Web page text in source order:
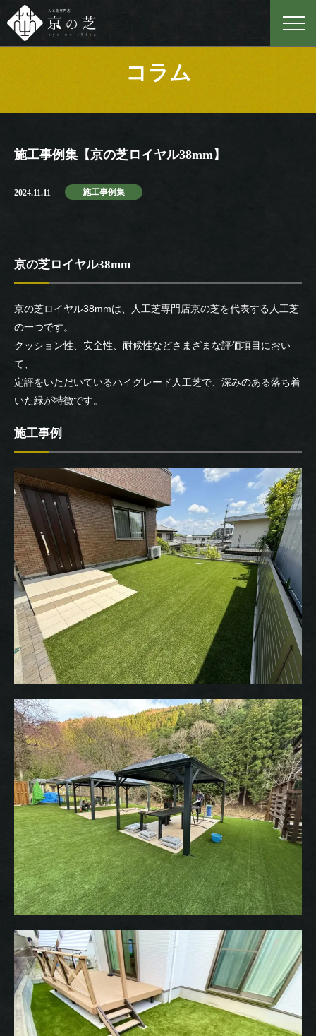
Column
コラム
施工事例集【京の芝ロイヤル38mm】
2024.11.11 施工事例集
京の芝ロイヤル38mm
京の芝ロイヤル38mmは、人工芝専門店京の芝を代表する人工芝
の一つです。
クッション性、安全性、耐候性などさまざまな評価項目におい
て、
定評をいただいているハイグレード人工芝で、深みのある落ち着
いた緑が特徴です。
施工事例